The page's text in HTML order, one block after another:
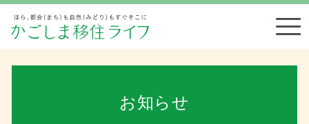
お知らせ